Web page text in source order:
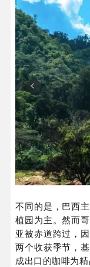
不同的是，巴西
植园为主。然而
亚被赤道跨过，
两个收获季节，
成出口的咖啡为精